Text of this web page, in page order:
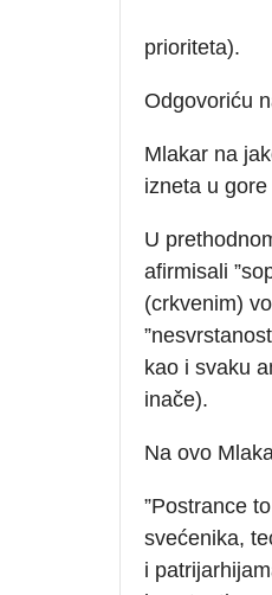
prioriteta).
Odgovoriću
Mlakar na
izneta u
U
afirmisali
(crkvenim)
kao i svaku
inače).
Na ovo
”Postrance
svećenika,
i